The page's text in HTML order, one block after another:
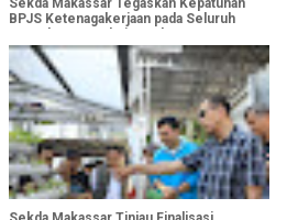
Sekda Makassar Tegaskan Kepatuhan
BPJS Ketenagakerjaan pada Seluruh